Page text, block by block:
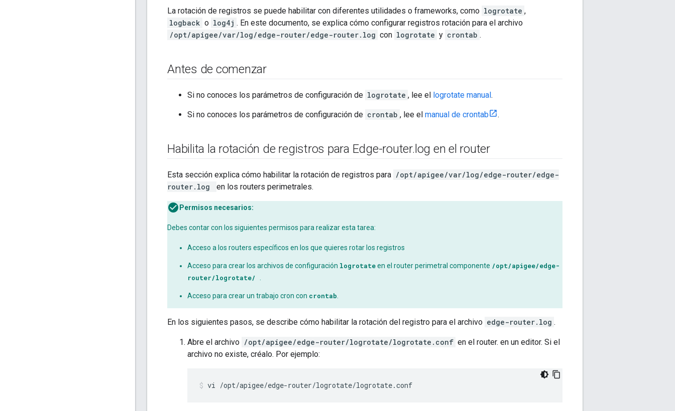
La rotación de registros se puede habilitar con diferentes utilidades o frameworks, como logrotate ,
logback o log4j . En este documento, se explica cómo configurar registros rotación para el archivo
/opt/apigee/var/log/edge-router/edge-router.log con logrotate y crontab .
Antes de comenzar
Si no conoces los parámetros de configuración de logrotate , lee el logrotate manual.
Si no conoces los parámetros de configuración de crontab , lee el manual de crontab .
Habilita la rotación de registros para Edge-router. log en el router
Esta sección explica cómo habilitar la rotación de registros para /opt/apigee/var/log/edge-router/edge-
router.log
en los routers perimetrales.
Permisos necesarios:
Debes contar con los siguientes permisos para realizar esta tarea:
Acceso a los routers específicos en los que quieres rotar los registros
Acceso para crear los archivos de configuración logrotateen el router perimetral componente /opt/apigee/edge-
router/logrotate/
Acceso para crear un trabajo cron con crontab
En los siguientes pasos, se describe cómo habilitar la rotación del registro para el archivo edge-router.log .
Abre el archivo /opt/apigee/edge-router/logrotate/logrotate.conf en el router. en un editor. Si el
archivo no existe, créalo. Por ejemplo: